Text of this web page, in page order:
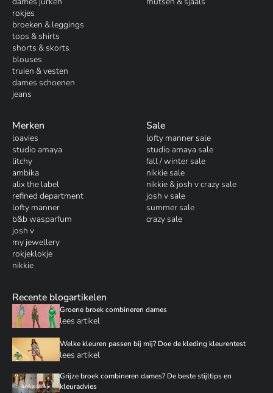
rokjes
broeken & leggings
tops & shirts
shorts & skorts
blouses
truien & vesten
dames schoenen
jeans
Merken
loavies
studio amaya
litchy
ambika
alix the label
refined department
lofty manner
b&b wasparfum
josh v
my jewellery
rokjeklokje
nikkie
Sale
lofty manner sale
studio amaya sale
fall / winter sale
nikkie sale
nikkie & josh v crazy sale
josh v sale
summer sale
crazy sale
Recente blogartikelen
Groene broek combineren dames
lees artikel
Welke kleuren passen bij mij? Doe de kleding kleurentest
lees artikel
Grijze broek combineren dames? De beste stijltips en
kleuradvies